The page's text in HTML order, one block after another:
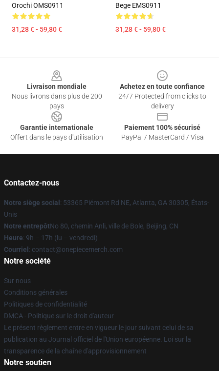
Orochi OMS0911
31,28 € - 59,80 €
Bege EMS0911
31,28 € - 59,80 €
Livraison mondiale
Nous livrons dans plus de 200
pays
Achetez en toute confiance
24/7 Protected from clicks to
delivery
Garantie internationale
Offert dans le pays d'utilisation
Paiement 100% sécurisé
PayPal / MasterCard / Visa
Contactez-nous
Notre siège social : 53365 Piémont Rd NE, Atlanta, GA 30305, États-
Unis
Notre entrepôtNo 80, chemin Anli, ville de Bole, Beijing, CN
Heure: 9h – 17h (lu – vendredi)
Courriel : contact@onepiecemerch.com
Notre société
Sur nous
Conditions générales
Politiques de confidentialité
DMCA - Politique sur le droit d'auteur
Le présent règlement entre en vigueur le jour suivant celui de sa
publication au Journal officiel de l'Union européenne. Loi sur la
transparence de la chaîne d'approvisionnement
Notre soutien